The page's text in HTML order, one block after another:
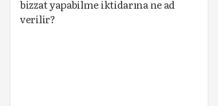
bizzat yapabilme iktidarına ne ad
verilir?